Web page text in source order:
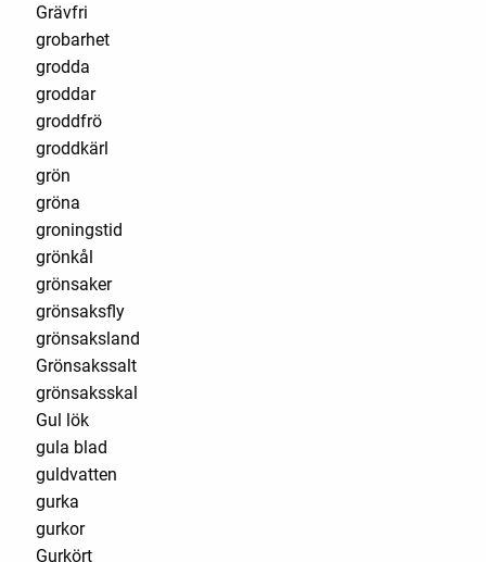
Grävfri
grobarhet
grodda
groddar
groddfrö
groddkärl
grön
gröna
groningstid
grönkål
grönsaker
grönsaksfly
grönsaksland
Grönsakssalt
grönsaksskal
Gul lök
gula blad
guldvatten
gurka
gurkor
Gurkört